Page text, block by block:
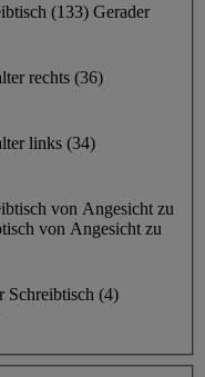
(133) Gerader
rechts (36)
links (34)
von Angesicht zu
von Angesicht zu
Schreibtisch (4)